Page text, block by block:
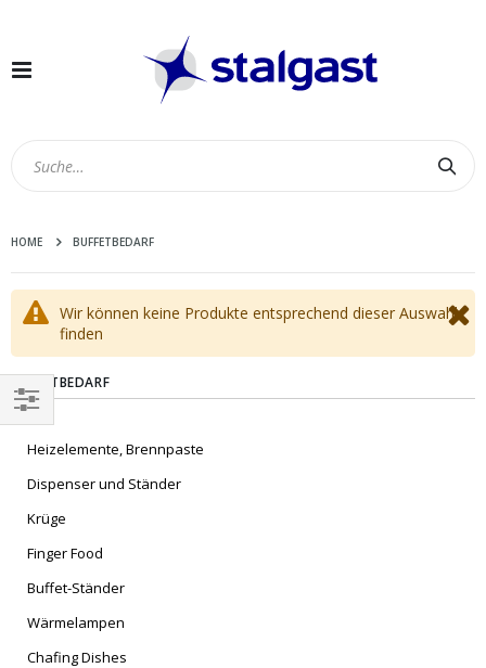
Navigation
HOME BUFFETBEDARF
Wir können keine Produkte entsprechend dieser Auswahl
finden
BUFFETBEDARF
Heizelemente, Brennpaste
Dispenser und Ständer
Krüge
Finger Food
Buffet-Ständer
Wärmelampen
Chafing Dishes
EINKAUFEN
NACH